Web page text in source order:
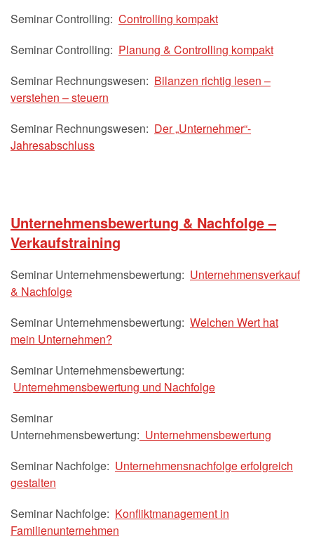
Seminar Controlling: Controlling kompakt
Seminar Controlling: Planung & Controlling kompakt
Seminar Rechnungswesen: Bilanzen richtig lesen –
verstehen – steuern
Seminar Rechnungswesen: Der „Unternehmer“-
Jahresabschluss
Unternehmensbewertung & Nachfolge –
Verkaufstraining
Seminar Unternehmensbewertung: Unternehmensverkauf
& Nachfolge
Seminar Unternehmensbewertung: Welchen Wert hat
mein Unternehmen?
Seminar Unternehmensbewertung:
Unternehmensbewertung und Nachfolge
Seminar
Unternehmensbewertung: Unternehmensbewertung
Seminar Nachfolge: Unternehmensnachfolge erfolgreich
gestalten
Seminar Nachfolge: Konfliktmanagement in
Familienunternehmen